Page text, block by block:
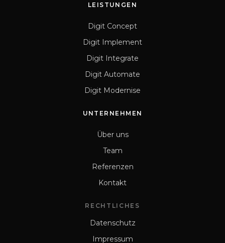
LEISTUNGEN
Digit Concept
Digit Implement
Digit Integrate
Digit Automate
Digit Modernise
UNTERNEHMEN
Über uns
Team
Referenzen
Kontakt
RECHTLICHES
Datenschutz
Impressum